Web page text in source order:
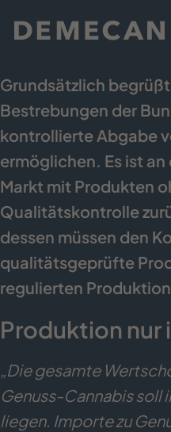
Grundsätzlich begrüßt
Bestrebungen der
kontrollierte Abgabe
ermöglichen. Es ist
Markt mit Produkten
Qualitätskontrolle
dessen müssen den
qualitätsgeprüfte
regulierten
Produktion nur
„Die gesamte
Genuss-Cannabis soll
liegen. Importe zu